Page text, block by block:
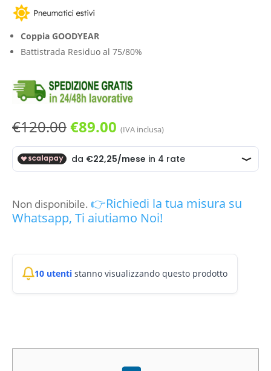
Coppia GOODYEAR
Battistrada Residuo al 75/80%
€120.00Il
originale
era:
€89.00 Il
prezzo
attuale
è:
(IVA inclusa)
Non disponibile. 👉Richiedi la tua misura su
Whatsapp, Ti aiutiamo Noi!
10 utenti stanno visualizzando questo prodotto